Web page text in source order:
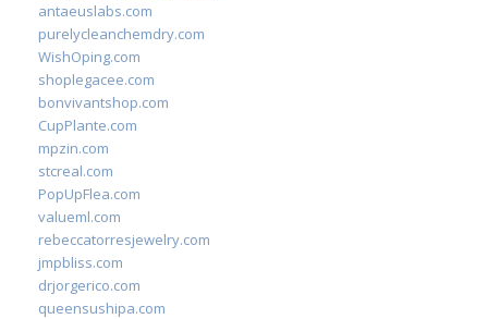
antaeuslabs.com
purelycleanchemdry.com
WishOping.com
shoplegacee.com
bonvivantshop.com
CupPlante.com
mpzin.com
stcreal.com
PopUpFlea.com
valueml.com
rebeccatorresjewelry.com
jmpbliss.com
drjorgerico.com
queensushipa.com